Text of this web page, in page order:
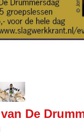
De